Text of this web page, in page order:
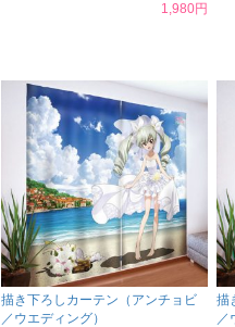
1,980円
描き下ろしカーテン（アンチョビ
／ウエディング）
描
／